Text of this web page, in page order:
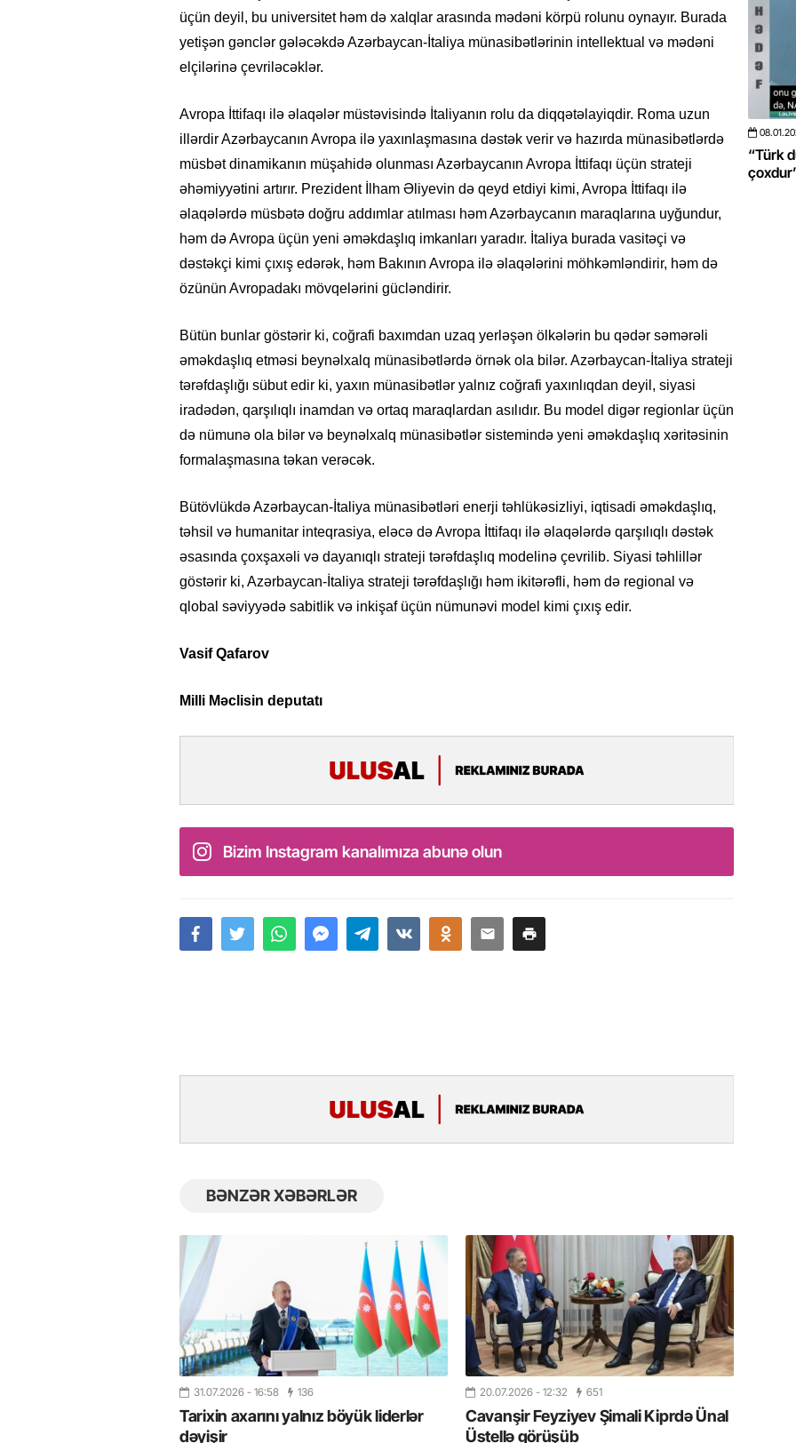
üçün deyil, bu universitet həm də xalqlar arasında mədəni körpü rolunu oynayır. Burada
yetişən gənclər gələcəkdə Azərbaycan-İtaliya münasibətlərinin intellektual və mədəni
elçilərinə çevriləcəklər.
Avropa İttifaqı ilə əlaqələr müstəvisində İtaliyanın rolu da diqqətəlayiqdir. Roma uzun
illərdir Azərbaycanın Avropa ilə yaxınlaşmasına dəstək verir və hazırda münasibətlərdə
müsbət dinamikanın müşahidə olunması Azərbaycanın Avropa İttifaqı üçün strateji
əhəmiyyətini artırır. Prezident İlham Əliyevin də qeyd etdiyi kimi, Avropa İttifaqı ilə
əlaqələrdə müsbətə doğru addımlar atılması həm Azərbaycanın maraqlarına uyğundur,
həm də Avropa üçün yeni əməkdaşlıq imkanları yaradır. İtaliya burada vasitəçi və
dəstəkçi kimi çıxış edərək, həm Bakının Avropa ilə əlaqələrini möhkəmləndirir, həm də
özünün Avropadakı mövqelərini gücləndirir.
Bütün bunlar göstərir ki, coğrafi baxımdan uzaq yerləşən ölkələrin bu qədər səmərəli
əməkdaşlıq etməsi beynəlxalq münasibətlərdə örnək ola bilər. Azərbaycan-İtaliya strateji
tərəfdaşlığı sübut edir ki, yaxın münasibətlər yalnız coğrafi yaxınlıqdan deyil, siyasi
iradədən, qarşılıqlı inamdan və ortaq maraqlardan asılıdır. Bu model digər regionlar üçün
də nümunə ola bilər və beynəlxalq münasibətlər sistemində yeni əməkdaşlıq xəritəsinin
formalaşmasına təkan verəcək.
Bütövlükdə Azərbaycan-İtaliya münasibətləri enerji təhlükəsizliyi, iqtisadi əməkdaşlıq,
təhsil və humanitar inteqrasiya, eləcə də Avropa İttifaqı ilə əlaqələrdə qarşılıqlı dəstək
əsasında çoxşaxəli və dayanıqlı strateji tərəfdaşlıq modelinə çevrilib. Siyasi təhlillər
göstərir ki, Azərbaycan-İtaliya strateji tərəfdaşlığı həm ikitərəfli, həm də regional və
qlobal səviyyədə sabitlik və inkişaf üçün nümunəvi model kimi çıxış edir.
Vasif Qafarov
Milli Məclisin deputatı
Bizim Instagram kanalımıza abunə olun
BƏNZƏR XƏBƏRLƏR
31.07.2026 - 16:58 136
Tarixin axarını yalnız böyük liderlər
dəyişir
20.07.2026 - 12:32 651
Cavanşir Feyziyev Şimali Kiprdə Ünal
Üstellə görüşüb
Tənzilə
Üstellə
onların çirkin oyununu
- 10:58
“ABŞ və Qərb Çinin daha da böyüməsini
istəmir”- VİDEO
08.01.2026 422
“Türk dünyası ilə bağlı görüləcək işlər
çoxdur” -VİDEO